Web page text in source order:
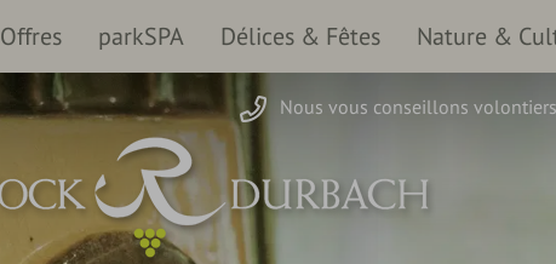
Offres parkSPA Délices & Fêtes Nature &
Nous vous conseillons